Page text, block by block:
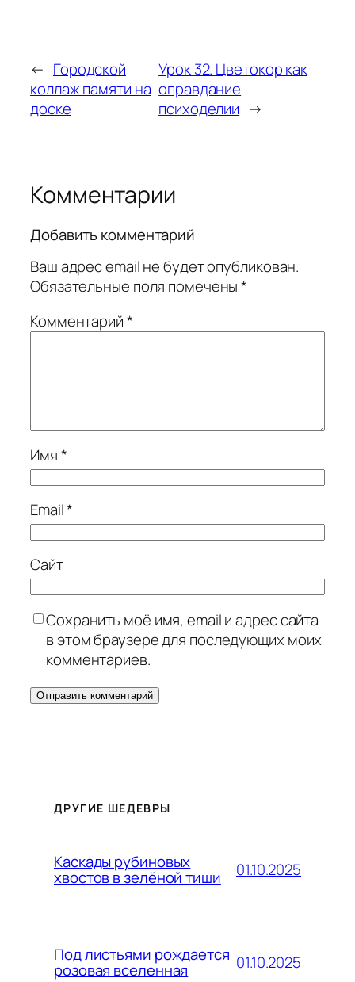
← Городской
коллаж памяти на
доске
Урок 32. Цветокор как
оправдание
психоделии →
Комментарии
Добавить комментарий
Ваш адрес email не будет опубликован.
Обязательные поля помечены*
Комментарий*
Имя*
Email*
Сайт
Сохранить моё имя, email и адрес сайта
в этом браузере для последующих моих
комментариев.
ДРУГИЕ ШЕДЕВРЫ
Каскады рубиновых
хвостов в зелёной тиши 01.10.2025
Под листьями рождается
розовая вселенная 01.10.2025